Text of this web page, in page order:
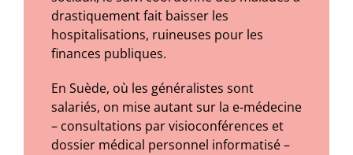
drastiquement fait baisser les
hospitalisations, ruineuses pour les
finances publiques.
En Suède, où les généralistes sont
salariés, on mise autant sur la e-médecine
– consultations par visioconférences et
dossier médical personnel informatisé –